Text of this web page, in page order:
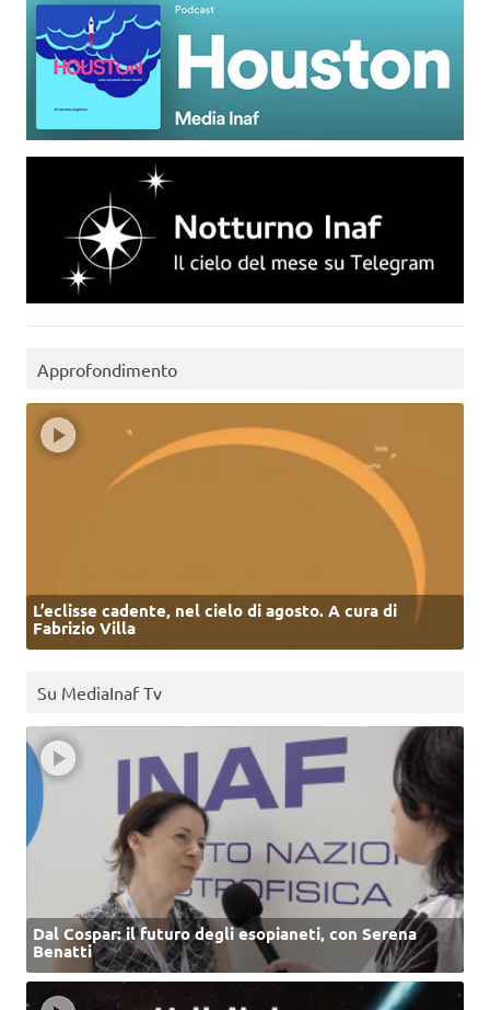
Approfondimento
L’eclisse cadente, nel cielo di agosto. A cura di
Fabrizio Villa
Su MediaInaf Tv
Dal Cospar: il futuro degli esopianeti, con Serena
Benatti